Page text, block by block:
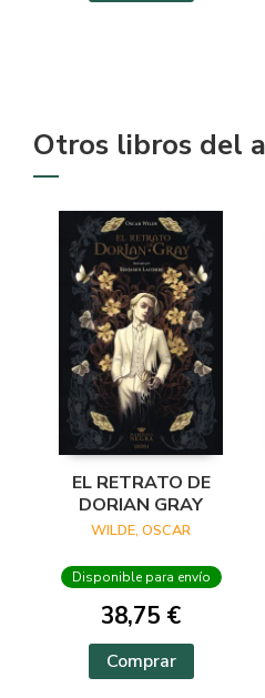
Otros libros del
EL RETRATO DE
DORIAN GRAY
WILDE, OSCAR
Disponible para envío
38,75 €
Comprar